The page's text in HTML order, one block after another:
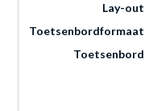
Lay-out
Toetsenbordformaat
Toetsenbord